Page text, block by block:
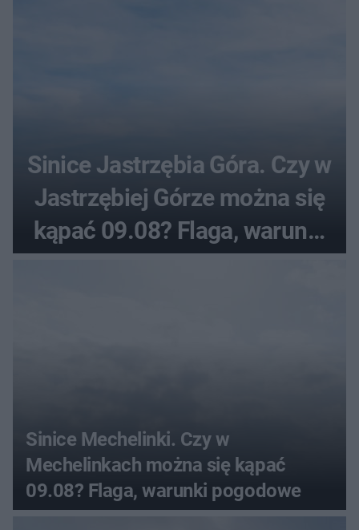
Sinice Jastrzębia Góra. Czy w
Jastrzębiej Górze można się
kąpać 09.08? Flaga, warunki
pogodowe
Sinice Mechelinki. Czy w
Mechelinkach można się kąpać
09.08? Flaga, warunki pogodowe